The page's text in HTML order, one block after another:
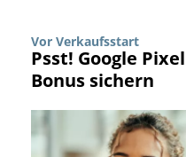
Vor Verkaufsstart
Psst! Google
Bonus sichern